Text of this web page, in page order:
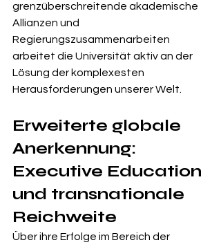
grenzüberschreitende akademische
Allianzen und
Regierungszusammenarbeiten
arbeitet die Universität aktiv an der
Lösung der komplexesten
Herausforderungen unserer Welt.
Erweiterte globale
Anerkennung:
Executive Education
und transnationale
Reichweite
Über ihre Erfolge im Bereich der